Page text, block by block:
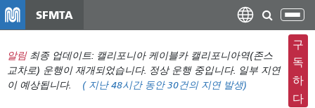
텐
츠
로
SFMTA
탐
색
메
뉴
전
알림 최종 업데이트: 캘리포니아 케이블카 캘리포니아역(존스
교차로) 운행이 재개되었습니다. 정상 운행 중입니다. 일부 지연
이 예상됩니다.
( 지난 48시간 동안30건의 지연 발생)
구
독
하
다